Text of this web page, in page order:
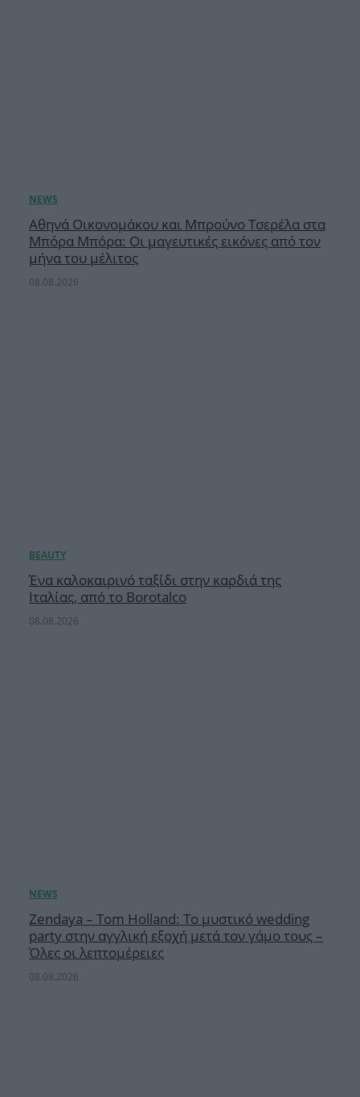
Αθηνά Οικονομάκου και Μπρούνο Τσερέλα στα
Μπόρα Μπόρα: Οι μαγευτικές εικόνες από τον
μήνα του μέλιτος
08.08.2026
Ένα καλοκαιρινό ταξίδι στην καρδιά της
Ιταλίας, από το Borotalco
08.08.2026
Zendaya – Tom Holland: Το μυστικό wedding
party στην αγγλική εξοχή μετά τον γάμο τους –
Όλες οι λεπτομέρειες
08.08.2026